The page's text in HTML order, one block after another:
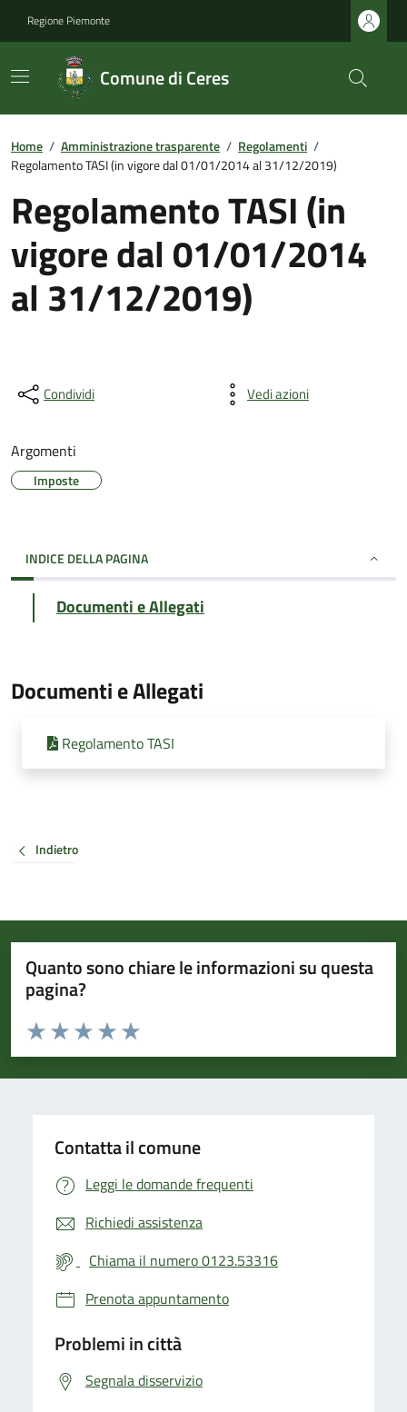
Regione Piemonte
Comune di Ceres
Home / Amministrazione trasparente / Regolamenti /
Regolamento TASI (in vigore dal 01/01/2014 al 31/12/2019)
Regolamento TASI (in
vigore dal 01/01/2014
al 31/12/2019)
Condividi Vedi azioni
Argomenti
Imposte
INDICE DELLA PAGINA
Documenti e Allegati
Documenti e Allegati
Regolamento TASI
Indietro
Quanto sono chiare le informazioni su questa
pagina?
Valuta da 1 a 5 stelle la pagina
Valuta 5 stelle su 5
Valuta 4 stelle su 5
Valuta 3 stelle su 5
Valuta 2 stelle su 5
Valuta 1 stelle su 5
Contatta il comune
Leggi le domande frequenti
Richiedi assistenza
Chiama il numero 0123.53316
Prenota appuntamento
Problemi in città
Segnala disservizio